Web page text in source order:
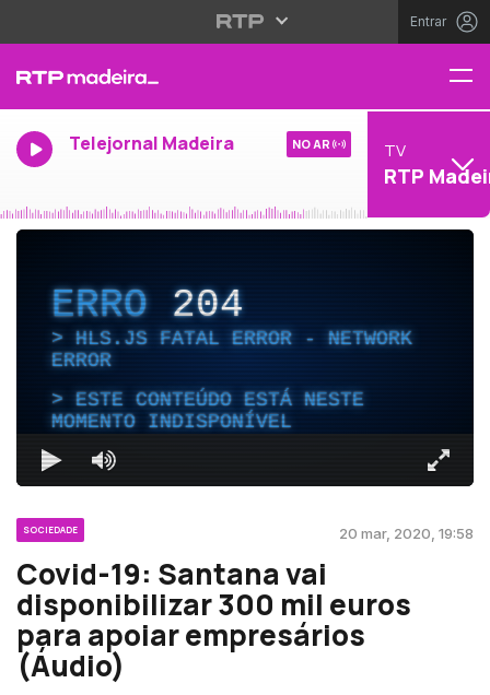
Entrar
Telejornal Madeira NO AR TV
RTP
ERRO204
HLS.JS FATAL ERROR - NETWORK
ERROR
ESTE CONTEÚDO ESTÁ NESTE
MOMENTO INDISPONÍVEL
SOCIEDADE 20 mar, 2020, 19:58
Covid-19: Santana vai
disponibilizar 300 mil euros
para apoiar empresários
(Áudio)